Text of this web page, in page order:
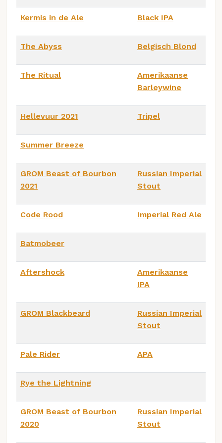
Kermis in de Ale Black IPA
The Abyss Belgisch Blond
The Ritual
Amerikaanse
Barleywine
Hellevuur 2021 Tripel
Summer Breeze
GROM Beast of Bourbon
2021
Russian Imperial
Stout
Code Rood Imperial Red Ale
Batmobeer
Aftershock
Amerikaanse
IPA
GROM Blackbeard
Russian Imperial
Stout
Pale Rider APA
Rye the Lightning
GROM Beast of Bourbon
2020
Russian Imperial
Stout